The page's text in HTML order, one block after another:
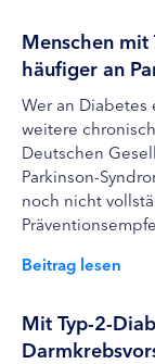
Menschen
häufiger an
Wer an Diabetes
weitere
Deutschen
Parkinson-
noch nicht
Beitrag lesen
Mit Typ-2-